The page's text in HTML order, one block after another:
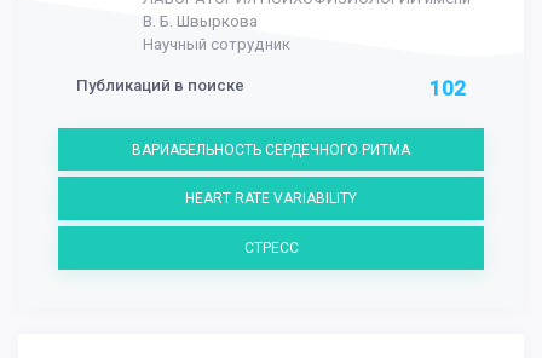
В. Б. Швыркова
Научный сотрудник
Публикаций в поиске 102
ВАРИАБЕЛЬНОСТЬ СЕРДЕЧНОГО РИТМА
HEART RATE VARIABILITY
СТРЕСС